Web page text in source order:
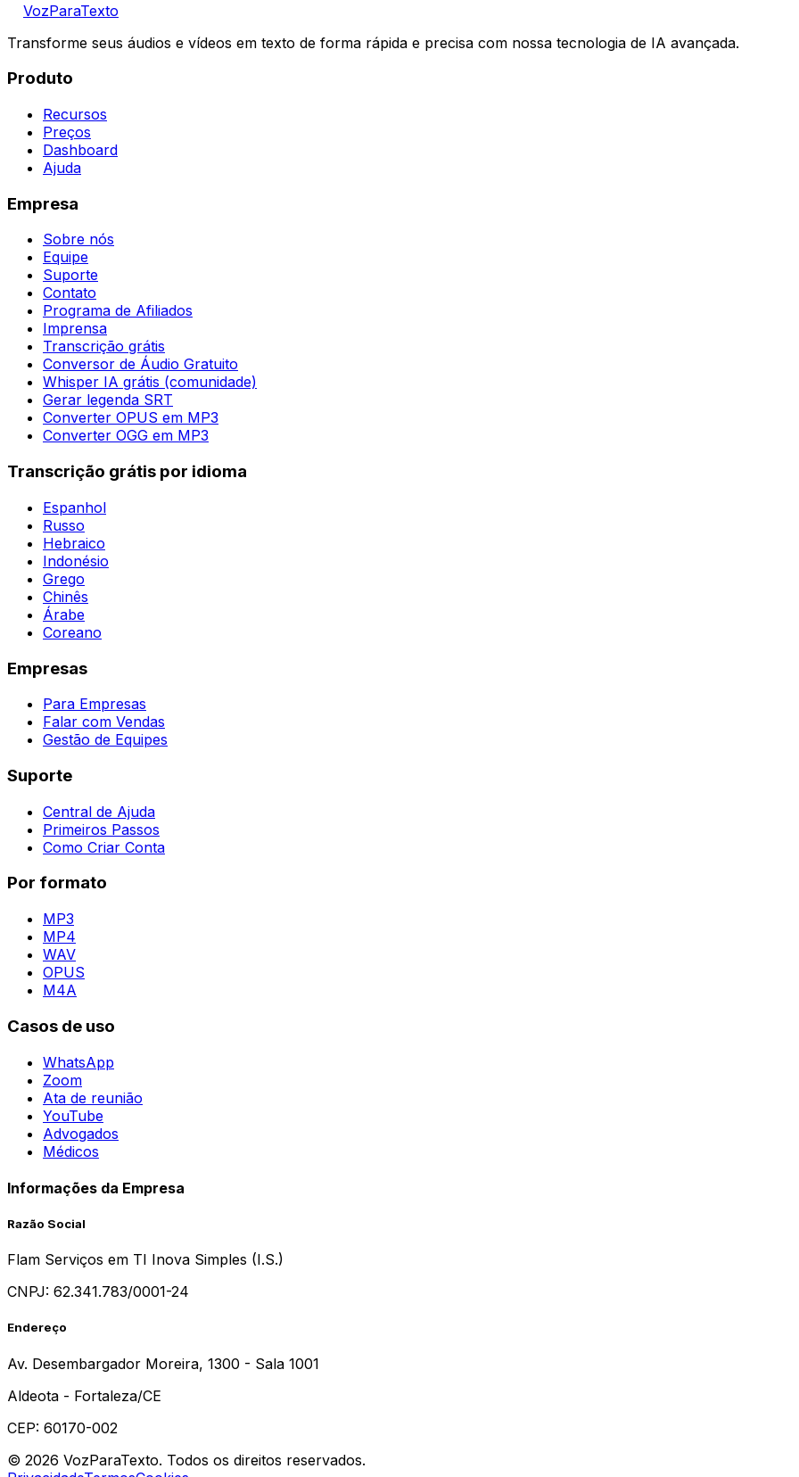
VozParaTexto
Transforme seus áudios e vídeos em texto de forma rápida e precisa com nossa tecnologia de IA avançada.
Produto
Recursos
Preços
Dashboard
Ajuda
Empresa
Sobre nós
Equipe
Suporte
Contato
Programa de Afiliados
Imprensa
Transcrição grátis
Conversor de Áudio Gratuito
Whisper IA grátis (comunidade)
Gerar legenda SRT
Converter OPUS em MP3
Converter OGG em MP3
Transcrição grátis por idioma
Espanhol
Russo
Hebraico
Indonésio
Grego
Chinês
Árabe
Coreano
Empresas
Para Empresas
Falar com Vendas
Gestão de Equipes
Suporte
Central de Ajuda
Primeiros Passos
Como Criar Conta
Por formato
MP3
MP4
WAV
OPUS
M4A
Casos de uso
WhatsApp
Zoom
Ata de reunião
YouTube
Advogados
Médicos
Informações da Empresa
Razão Social
Flam Serviços em TI Inova Simples (I.S.)
CNPJ: 62.341.783/0001-24
Endereço
Av. Desembargador Moreira, 1300 - Sala 1001
Aldeota - Fortaleza/CE
CEP: 60170-002
© 2026 VozParaTexto. Todos os direitos reservados.